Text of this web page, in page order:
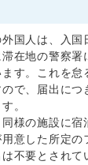
国人は、入国
在地の警察署
す。これを怠
で、届出につ
。
様の施設に宿
意した所定の
不要とされて